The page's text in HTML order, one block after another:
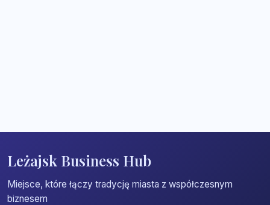
Leżajsk Business Hub
Miejsce, które łączy tradycję miasta z współczesnym
biznesem